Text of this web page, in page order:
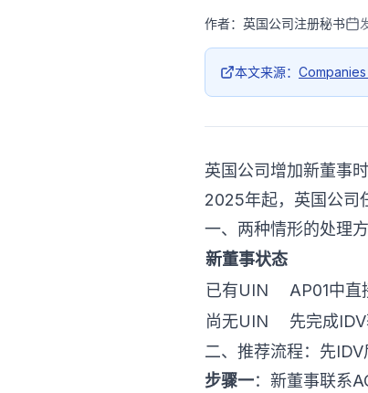
作者： 英国公司注册秘书
本文来源：
英国公司增加新董事
2025年起，英国公司
一、两种情形的处理
新董事状态
已有UIN
AP01中
尚无UIN
先完成
二、推荐流程：先IDV
步骤一：新董事联系